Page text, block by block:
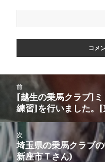
ゲ
シ
前
前
の
投
稿:
[越生の乗馬クラブ]
練習]を行いました。
次
次
の
埼玉県の乗馬クラブ
新座市Ｔさん)